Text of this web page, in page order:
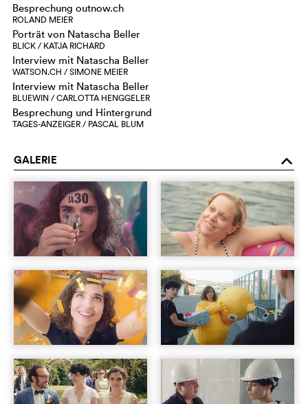
Besprechung outnow.ch
ROLAND MEIER
Porträt von Natascha Beller
BLICK / KATJA RICHARD
Interview mit Natascha Beller
WATSON.CH / SIMONE MEIER
Interview mit Natascha Beller
BLUEWIN / CARLOTTA HENGGELER
Besprechung und Hintergrund
TAGES-ANZEIGER / PASCAL BLUM
GALERIE o